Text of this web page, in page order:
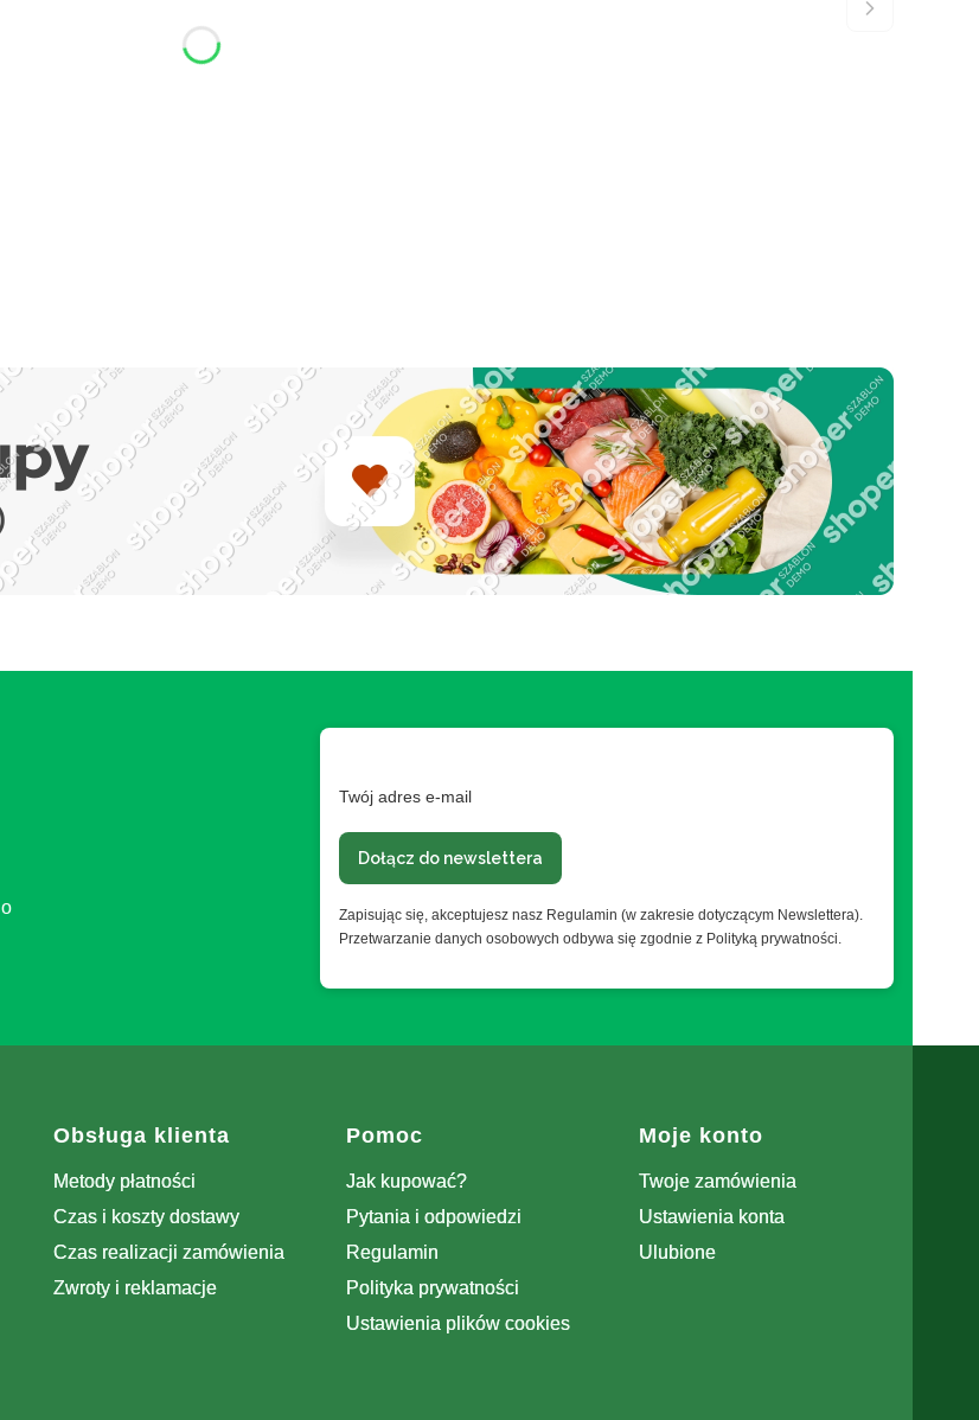
Twój adres e-mail
Dołącz do newslettera
Zapisując się, akceptujesz nasz Regulamin (w zakresie dotyczącym Newslettera).
Przetwarzanie danych osobowych odbywa się zgodnie z Polityką prywatności.
Obsługa klienta
Metody płatności
Czas i koszty dostawy
Czas realizacji zamówienia
Zwroty i reklamacje
Pomoc
Jak kupować?
Pytania i odpowiedzi
Regulamin
Polityka prywatności
Ustawienia plików cookies
Moje konto
Twoje zamówienia
Ustawienia konta
Ulubione